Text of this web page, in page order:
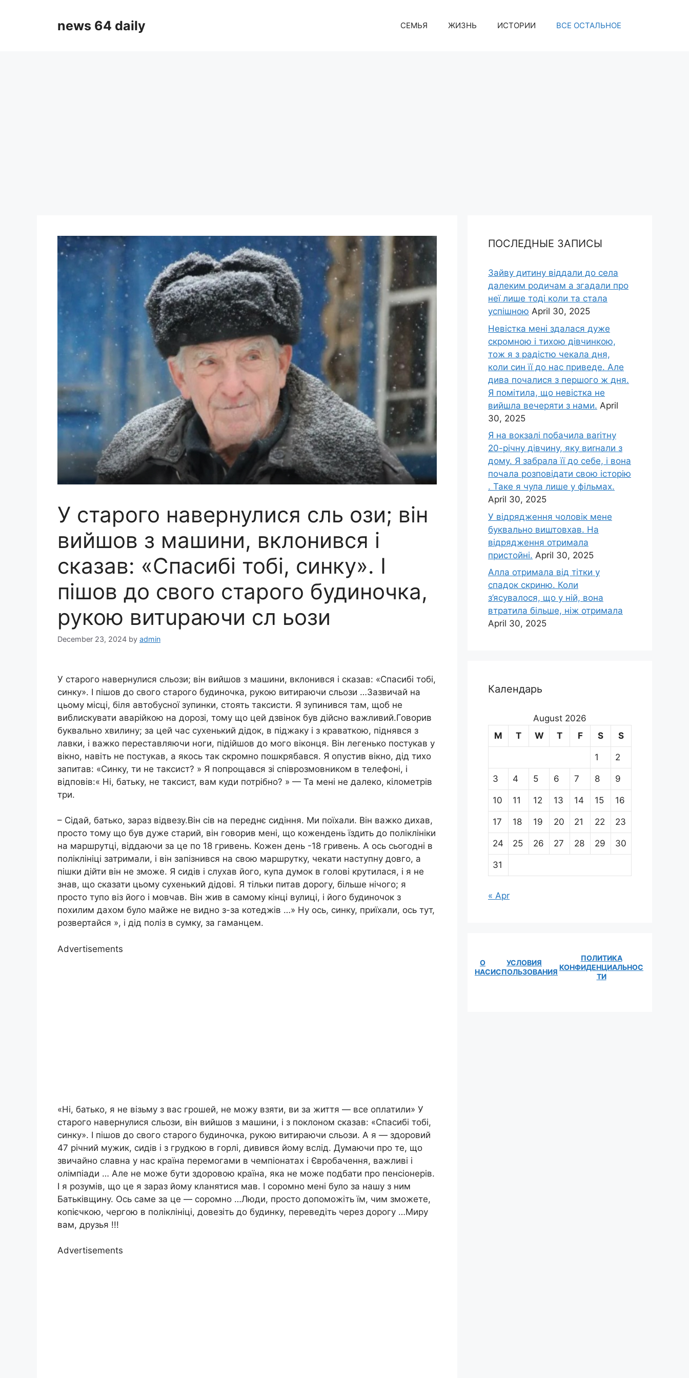
news 64 daily СЕМЬЯ ЖИЗНЬ ИСТОРИИ ВСЕ ОСТАЛЬНОЕ
У старого навернулися сль ози; він
вийшов з машини, вклонився і
сказав: «Спасибі тобі, синку». І
пішов до свого старого будиночка,
рукою витuраючи сл ьози
December 23, 2024 by admin
У старого навернулися сльози; він вийшов з машини, вклонився і сказав: «Спасибі тобі,
синку». І пішов до свого старого будиночка, рукою витираючи сльози …Зазвичай на
цьому місці, біля автобусної зупинки, стоять таксисти. Я зупинився там, щоб не
виблискувати аварійкою на дорозі, тому що цей дзвінок був дійсно важливий.Говорив
буквально хвилину; за цей час сухенький дідок, в піджаку і з краваткою, піднявся з
лавки, і важко переставляючи ноги, підійшов до мого віконця. Він легенько постукав у
вікно, навіть не постукав, а якось так скромно пошкрябався. Я опустив вікно, дід тихо
запитав: «Синку, ти не таксист? » Я попрощався зі співрозмовником в телефоні, і
відповів:« Ні, батьку, не таксист, вам куди потрібно? » — Та мені не далеко, кілометрів
три.
– Сідай, батько, зараз відвезу.Він сів на переднє сидіння. Ми поїхали. Він важко дихав,
просто тому що був дуже старий, він говорив мені, що кожендень їздить до поліклініки
на маршрутці, віддаючи за це по 18 гривень. Кожен день -18 гривень. А ось сьогодні в
поліклініці затримали, і він запізнився на свою маршрутку, чекати наступну довго, а
пішки дійти він не зможе. Я сидів і слухав його, купа думок в голові крутилася, і я не
знав, що сказати цьому сухенький дідові. Я тільки питав дорогу, більше нічого; я
просто тупо віз його і мовчав. Він жив в самому кінці вулиці, і його будиночок з
похилим дахом було майже не видно з-за котеджів …» Ну ось, синку, приїхали, ось тут,
розвертайся », і дід поліз в сумку, за гаманцем.
Advertisements
«Ні, батько, я не візьму з вас грошей, не можу взяти, ви за життя — все оплатили» У
старого навернулися сльози, він вийшов з машини, і з поклоном сказав: «Спасибі тобі,
синку». І пішов до свого старого будиночка, рукою витираючи сльози. А я — здоровий
47 річний мужик, сидів і з грудкою в горлі, дивився йому вслід. Думаючи про те, що
звичайно славна у нас країна перемогами в чемпіонатах і Євробачення, важливі і
олімпіади … Але не може бути здоровою країна, яка не може подбати про пенсіонерів.
І я розумів, що це я зараз йому кланятися мав. І соромно мені було за нашу з ним
Батьківщину. Ось саме за це — соромно …Люди, просто допоможіть їм, чим зможете,
копієчкою, чергою в поліклініці, довезіть до будинку, переведіть через дорогу …Миру
вам, друзья !!!
Advertisements
ПОСЛЕДНЫЕ ЗАПИСЫ
Зайву дитину віддали до села
далеким родичам а згадали про
неї лише тоді коли та стала
успішною April 30, 2025
Невістка мені здалася дуже
скромною і тихою дівчинкою,
тож я з радістю чекала дня,
коли син її до нас приведе. Але
дива почалися з першого ж дня.
Я помітила, що невістка не
вийшла вечеряти з нами. April
30, 2025
Я на вокзалі побачила ваrітну
20-річну дівчину, яку виrнали з
дому. Я забрала її до себе, і вона
почала розповідати свою історію
. Таке я чула лише у фільмах.
April 30, 2025
У відрядження чоловік мене
буквально виштовхав. На
відрядження отримала
пристойні. April 30, 2025
Алла отримала від тітки у
спадок скриню. Коли
з’ясувалося, що у ній, вона
втратила більше, ніж отримала
April 30, 2025
Календарь
August 2026
M
T W T F S S
1 2
3 4 5 6 7 8 9
10 11 12 13 14 15 16
17 18 19 20 21 22 23
24 25 26 27 28 29 30
31
« Apr
О
НАС
УСЛОВИЯ
ИСПОЛЬЗОВАНИЯ
ПОЛИТИКА
КОНФИДЕНЦИАЛЬНОС
ТИ